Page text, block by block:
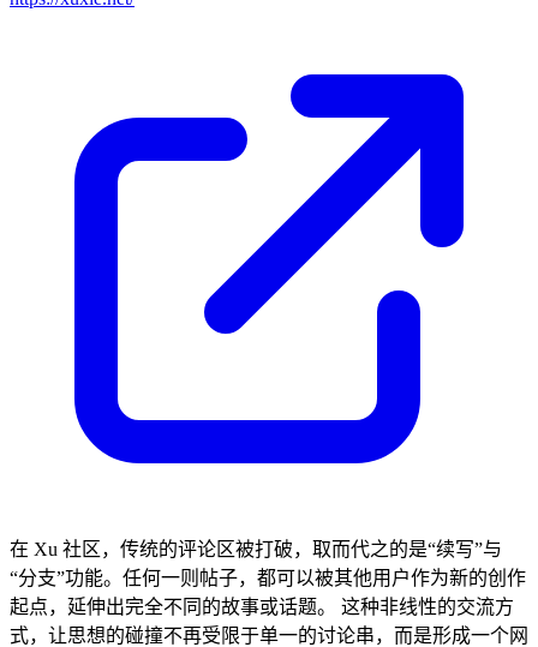
在 Xu 社区，传统的评论区被打破，取而代之的是“续写”与
“分支”功能。任何一则帖子，都可以被其他用户作为新的创作
起点，延伸出完全不同的故事或话题。 这种非线性的交流方
式，让思想的碰撞不再受限于单一的讨论串，而是形成一个网